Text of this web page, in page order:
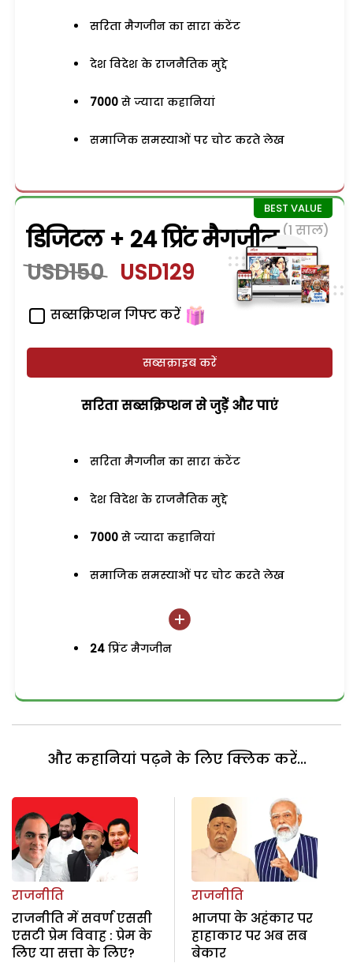
सरिता मैगजीन का सारा कंटेंट
देश विदेश के राजनैतिक मुद्दे
7000 से ज्यादा कहानियां
समाजिक समस्याओं पर चोट करते लेख
डिजिटल + 24 प्रिंट मैगजीन (1 साल)
USD150 USD129
सब्सक्रिप्शन गिफ्ट करें
सब्सक्राइब करें
सरिता सब्सक्रिप्शन से जुड़ेें और पाएं
सरिता मैगजीन का सारा कंटेंट
देश विदेश के राजनैतिक मुद्दे
7000 से ज्यादा कहानियां
समाजिक समस्याओं पर चोट करते लेख
24 प्रिंट मैगजीन
और कहानियां पढ़ने के लिए क्लिक करें...
राजनीति
राजनीति में सवर्ण एससी
एसटी प्रेम विवाह : प्रेम के
लिए या सत्ता के लिए?
राजनीति
भाजपा के अहंकार पर
हाहाकार पर अब सब
बेकार